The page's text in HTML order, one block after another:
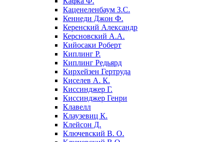
Каценеленбаум З.С.
Кеннеди Джон Ф.
Керенский Александр
Керсновский А.А.
Кийосаки Роберт
Киплинг Р.
Киплинг Редьярд
Кирхейзен Гертруда
Киселев А. К.
Киссинджер Г.
Киссинджер Генри
Клавелл
Клаузевиц К.
Клейсон Д.
Ключевский В. О.